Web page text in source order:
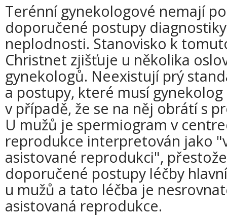
Terénní gynekologové nemají
doporučené postupy
neplodnosti. Stanovisko k
Christnet zjišťuje u několika
gynekologů. Neexistují prý
a postupy, které musí
v případě, že se na něj obrátí s
U mužů je spermiogram v
reprodukce interpretován jako
asistované reprodukci",
doporučené postupy léčby
u mužů a tato léčba je
asistovaná reprodukce.